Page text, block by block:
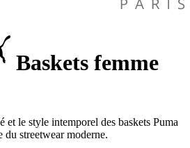
Baskets femme
le style intemporel des baskets Puma
du streetwear moderne.